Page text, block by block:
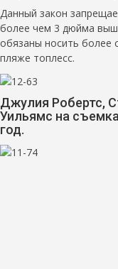
Данный закон
более чем 3 дюйма
обязаны носить более
пляже топлесс.
Джулия Робертс,
Уильямс на
год.